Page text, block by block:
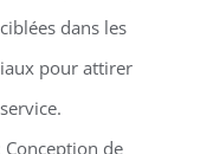
dans les
pour attirer
de